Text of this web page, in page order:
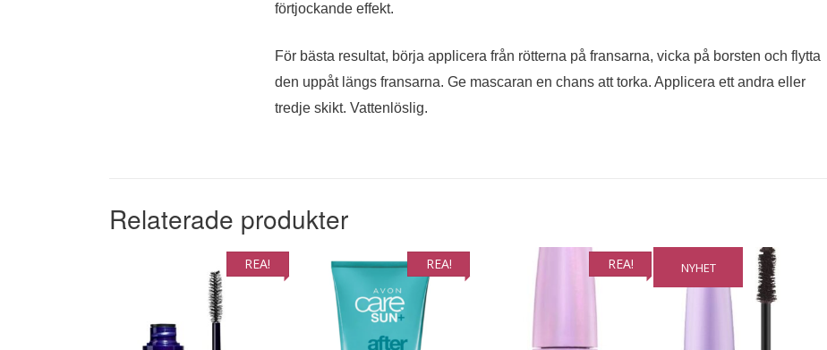
förtjockande effekt.
För bästa resultat, börja applicera från rötterna på fransarna, vicka på borsten och flytta
den uppåt längs fransarna. Ge mascaran en chans att torka. Applicera ett andra eller
tredje skikt. Vattenlöslig.
Relaterade produkter
REA! REA! REA! NYHET